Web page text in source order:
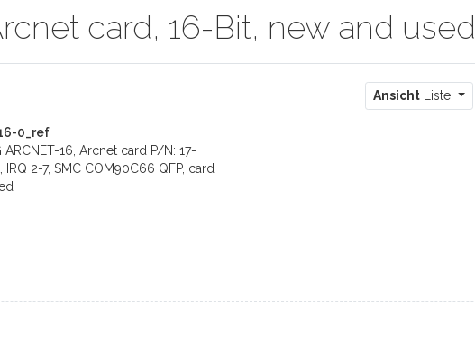
card, 16-Bit, new and used
Ansicht Liste
0_ref
ARCNET-16, Arcnet card P/N: 17-
IRQ 2-7, SMC COM90C66 QFP, card